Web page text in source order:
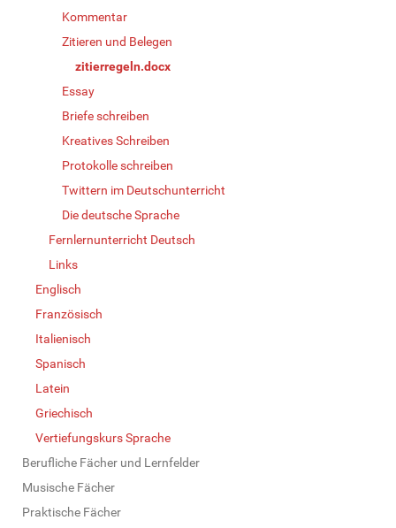
Kommentar
Zitieren und Belegen
zitierregeln.docx
Essay
Briefe schreiben
Kreatives Schreiben
Protokolle schreiben
Twittern im Deutschunterricht
Die deutsche Sprache
Fernlernunterricht Deutsch
Links
Englisch
Französisch
Italienisch
Spanisch
Latein
Griechisch
Vertiefungskurs Sprache
Berufliche Fächer und Lernfelder
Musische Fächer
Praktische Fächer